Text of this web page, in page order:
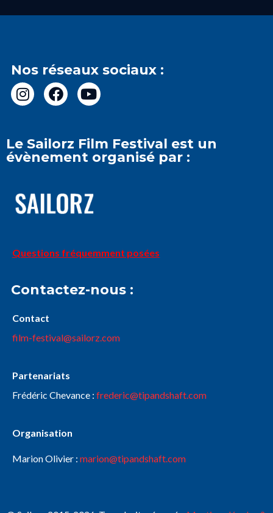
Nos réseaux sociaux :
Le Sailorz Film Festival est un
évènement organisé par :
Questions fréquemment posées
Contactez-nous :
Contact
film-festival@sailorz.com
Partenariats
Frédéric Chevance : frederic@tipandshaft.com
Organisation
Marion Olivier : marion@tipandshaft.com